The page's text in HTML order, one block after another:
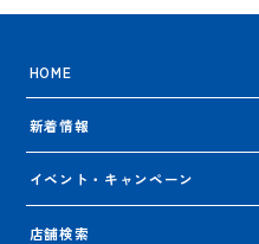
HOME
新着情報
イベント・キャンペーン
店舗検索